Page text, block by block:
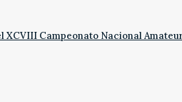
XCVIII Campeonato Nacional